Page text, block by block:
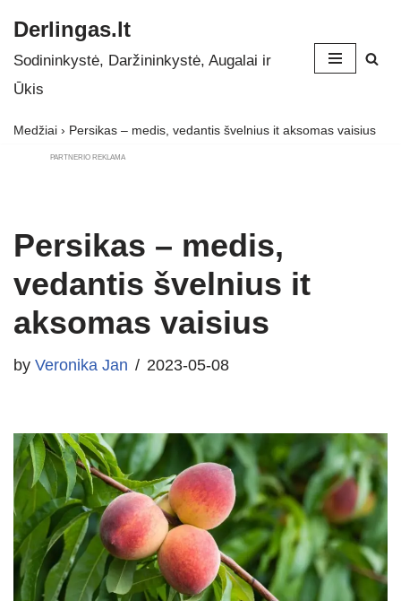
Skip
to
Derlingas.lt
Sodininkystė, Daržininkystė, Augalai ir
Ūkis
Medžiai › Persikas – medis, vedantis švelnius it aksomas vaisius
PARTNERIO REKLAMA
Persikas – medis,
vedantis švelnius it
aksomas vaisius
by Veronika Jan 2023-05-08